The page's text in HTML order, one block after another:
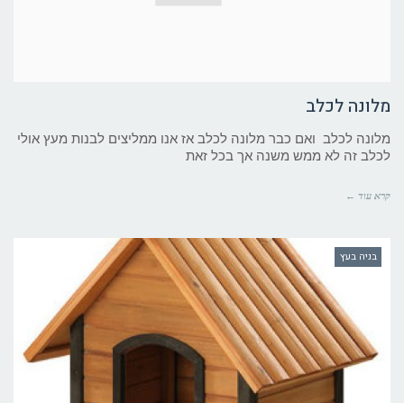
מלונה לכלב
מלונה לכלב ואם כבר מלונה לכלב אז אנו ממליצים לבנות מעץ אולי
לכלב זה לא ממש משנה אך בכל זאת
קרא עוד ←
בניה בעץ